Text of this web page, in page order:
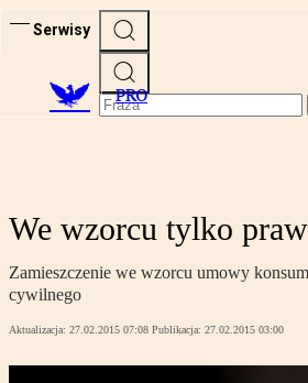
Serwisy
PRO
We wzorcu tylko
Zamieszczenie we wzorcu umowy
cywilnego
Aktualizacja: 27.02.2015 07:08 Publikacja: 27.02.2015 03:00